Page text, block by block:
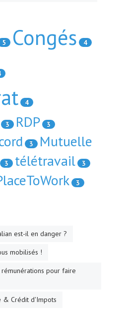
de connexion
5 Congés 4
4
3 RDP 3
3 Mutuelle
3 télétravail 3
3
est-il en danger ?
mobilisés !
pour faire
& Crédit d'Impots